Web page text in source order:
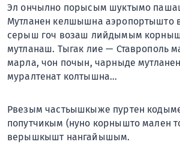
Эл ончылно порысым шуктымо
Мутланен келшышна аэропортышто
серыш гоч возаш лийдымым
мутланаш. Тыгак лие — Ставрополь
марла, чон почын, чарныде
муралтенат колтышна…
Рвезым частьышкыже пуртен
попутчикым (нуно корнышто мален
верышкышт нангайышым.